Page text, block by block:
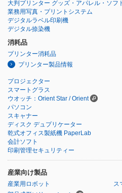
大判プリンター グッズ・アパレル・ソフ
業務用写真・プリントシステム
デジタルラベル印刷機
デジタル捺染機
消耗品
プリンター消耗品
プリンター製品情報
プロジェクター
スマートグラス
ウオッチ：Orient Star / Orient
パソコン
スキャナー
ディスク デュプリケーター
乾式オフィス製紙機 PaperLab
会計ソフト
印刷管理セキュリティー
産業向け製品
産業用ロボット
ス